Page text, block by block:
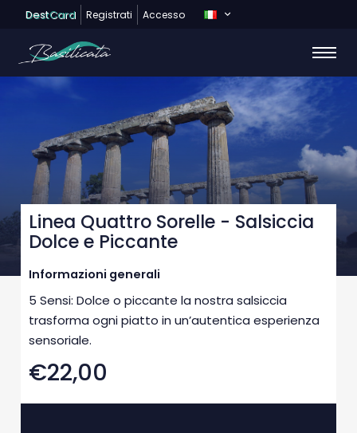
DestCard Registrati Accesso
Linea Quattro Sorelle - Salsiccia
Dolce e Piccante
Informazioni generali
5 Sensi: Dolce o piccante la nostra salsiccia
trasforma ogni piatto in un’autentica esperienza
sensoriale.
€22,00